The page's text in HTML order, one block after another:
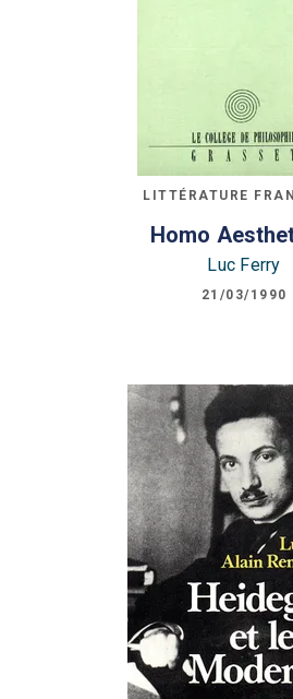
LITTÉRATURE
Homo
Luc Ferry
21/03/1990